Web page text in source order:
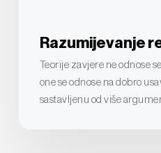
Razumijevanje
Teorije zavjere ne odnose
one se odnose na dobro
sastavljenu od više